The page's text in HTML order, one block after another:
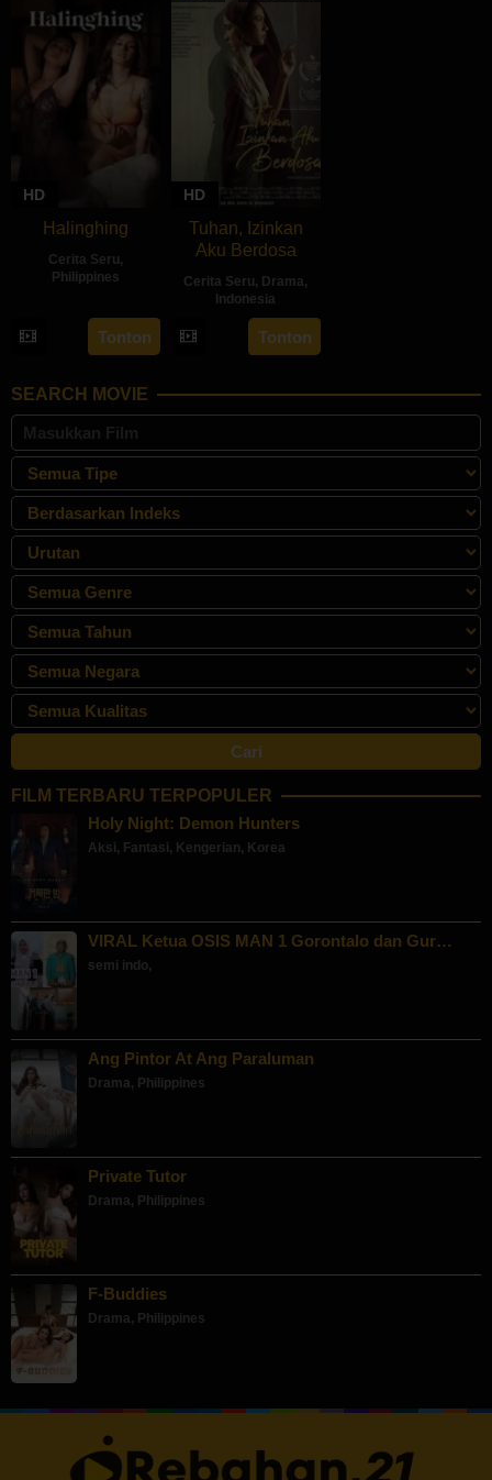
HD
Halinghing
Cerita Seru,
Philippines
18
Oct
2024
Jaque
Carlos
Tonton
HD
Tuhan, Izinkan
Aku Berdosa
Cerita Seru, Drama,
Indonesia
22
May
Feyhero
Tonton
SEARCH MOVIE
FILM TERBARU TERPOPULER
Holy Night: Demon Hunters
Aksi, Fantasi, Kengerian, Korea
VIRAL Ketua OSIS MAN 1 Gorontalo dan Gur…
semi indo,
Ang Pintor At Ang Paraluman
Drama, Philippines
Private Tutor
Drama, Philippines
F-Buddies
Drama, Philippines